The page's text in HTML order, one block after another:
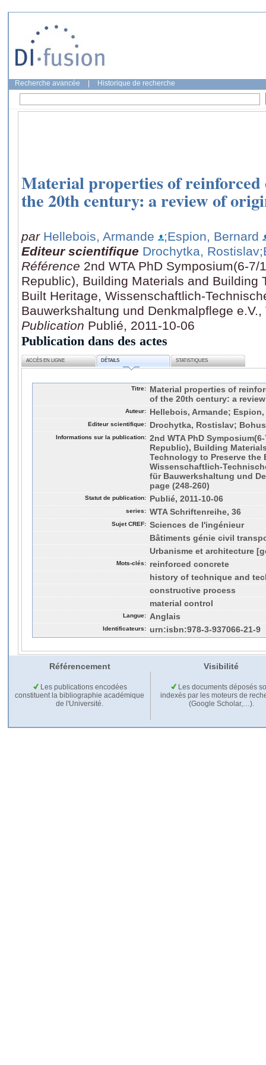
Recherche avancée Historique de recherche
Material properties of
the 20th century: a review of
par Hellebois, Armande
;Espion, Bernard
Editeur scientifique Drochytka, Rostislav
Référence 2nd WTA PhD Symposium(6-7/
Republic), Building Materials and Building
Built Heritage, Wissenschaftlich-
Bauwerkshaltung und Denkmalpflege
Publication Publié, 2011-10-06
Publication dans des actes
ACCÈS EN LIGNE DÉTAILS STATISTIQUES
Titre:
Material properties of
of the 20th century: a
Auteur: Hellebois, Armande;
Editeur scientifique: Drochytka, Rostislav;
Informations sur la publication: 2nd WTA PhD
Republic), Building
Technology to Preserve the
Wissenschaftlich-
für Bauwerkshaltung und
page (248-260)
Statut de publication: Publié, 2011-10-06
series: WTA Schriftenreihe, 36
Sujet CREF: Sciences de l'ingénieur
Bâtiments génie civil
Urbanisme et architecture
Mots-clés:
reinforced concrete
history of technique and
constructive process
material control
Langue: Anglais
Identificateurs: urn:isbn:978-3-937066-21-9
Référencement Visibilité
Les publications encodées
constituent la bibliographie académique
de l'Université.
Les documents déposés
indexés par les moteurs de
(Google Scholar,…).